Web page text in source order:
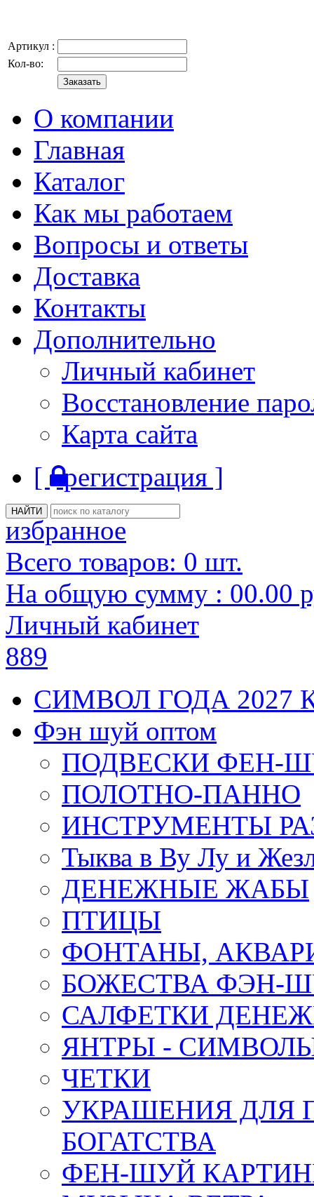
Артикул :
Кол-во:
О компании
Главная
Каталог
Как мы работаем
Вопросы и ответы
Доставка
Контакты
Дополнительно
Личный кабинет
Восстановление
Карта сайта
[ регистрация ]
избранное
Всего товаров: 0 шт.
На общую сумму : 00.00
Личный кабинет
889
СИМВОЛ ГОДА 2027
Фэн шуй оптом
ПОДВЕСКИ ФЕН-
ПОЛОТНО-ПАННО
ИНСТРУМЕНТЫ
Тыква в Ву Лу и
ДЕНЕЖНЫЕ ЖАБЫ
ПТИЦЫ
ФОНТАНЫ,
БОЖЕСТВА ФЭН-
САЛФЕТКИ
ЯНТРЫ -
ЧЕТКИ
УКРАШЕНИЯ ДЛЯ
БОГАТСТВА
ФЕН-ШУЙ